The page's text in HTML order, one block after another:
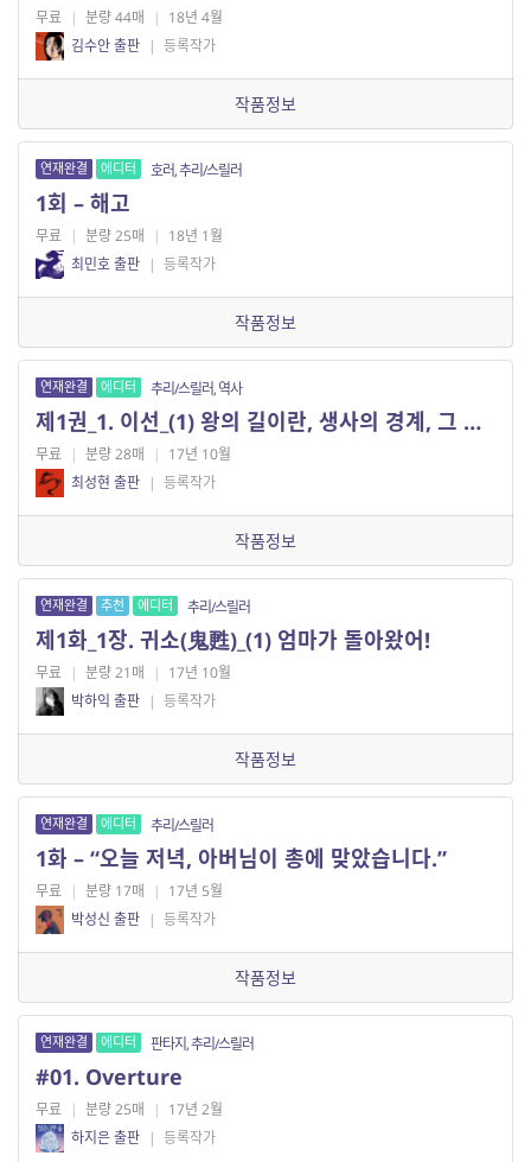
무료 | 분량 44매 | 18년 4월
김수안 출판 | 등록작가
작품정보
연재완결 에디터 호러, 추리/스릴러
1회 – 해고
무료 | 분량 25매 | 18년 1월
최민호 출판 | 등록작가
작품정보
연재완결 에디터 추리/스릴러, 역사
제1권_1. 이선_(1) 왕의 길이란, 생사의 경계, 그 칼날 위라는 것, 이었다.
무료 | 분량 28매 | 17년 10월
최성현 출판 | 등록작가
작품정보
연재완결 추천 에디터 추리/스릴러
제1화_1장. 귀소(鬼甦)_(1) 엄마가 돌아왔어!
무료 | 분량 21매 | 17년 10월
박하익 출판 | 등록작가
작품정보
연재완결 에디터 추리/스릴러
1화 – “오늘 저녁, 아버님이 총에 맞았습니다.”
무료 | 분량 17매 | 17년 5월
박성신 출판 | 등록작가
작품정보
연재완결 에디터 판타지, 추리/스릴러
#01. Overture
무료 | 분량 25매 | 17년 2월
하지은 출판 | 등록작가